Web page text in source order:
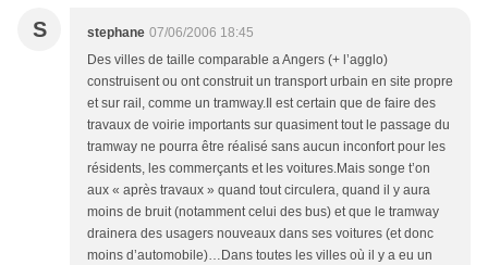
S stephane 07/06/2006 18:45
Des villes de taille comparable a Angers (+ l’agglo)
construisent ou ont construit un transport urbain en site propre
et sur rail, comme un tramway.Il est certain que de faire des
travaux de voirie importants sur quasiment tout le passage du
tramway ne pourra être réalisé sans aucun inconfort pour les
résidents, les commerçants et les voitures.Mais songe t’on
aux « après travaux » quand tout circulera, quand il y aura
moins de bruit (notamment celui des bus) et que le tramway
drainera des usagers nouveaux dans ses voitures (et donc
moins d’automobile)…Dans toutes les villes où il y a eu un